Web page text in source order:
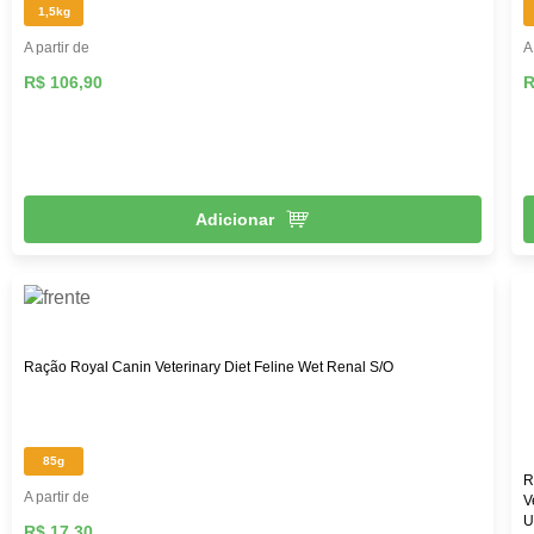
1,5kg
A partir de
R$ 106,90
Adicionar
Ração Royal Canin Veterinary Diet Feline Wet Renal S/O
85g
A partir de